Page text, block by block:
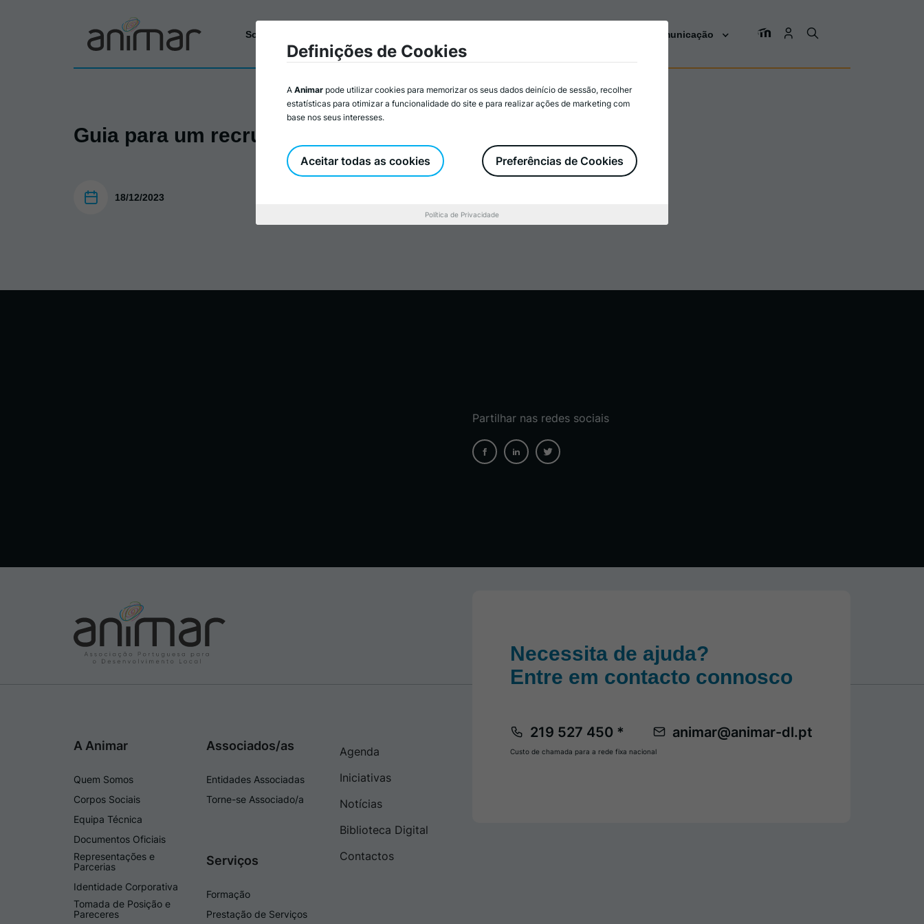
Sobre a Animar Comunicação
Guia para um recrutamento inclusivo
18/12/2023
Partilhar nas redes sociais
A Animar
Quem Somos
Corpos Sociais
Equipa Técnica
Documentos Oficiais
Representações e
Parcerias
Identidade Corporativa
Tomada de Posição e
Pareceres
Associados/as
Entidades Associadas
Torne-se Associado/a
Serviços
Formação
Prestação de Serviços
Agenda
Iniciativas
Notícias
Biblioteca Digital
Contactos
Necessita de ajuda?
Entre em contacto connosco
219 527 450 * animar@animar-dl.pt
Custo de chamada para a rede fixa nacional
Definições de Cookies
A Animar pode utilizar cookies para memorizar os seus dados deinício de sessão, recolher
estatísticas para otimizar a funcionalidade do site e para realizar ações de marketing com
base nos seus interesses.
Preferências de Cookies
Aceitar todas as cookies
Política de Privacidade